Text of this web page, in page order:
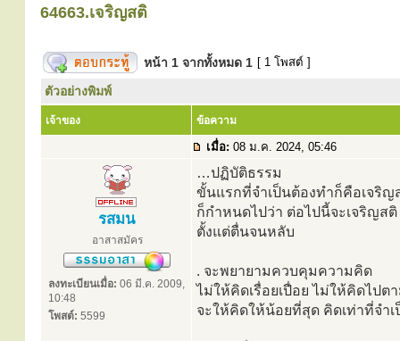
64663.เจริญสติ
หน้า 1 จากทั้งหมด 1 [ 1 โพสต์ ]
ตัวอย่างพิมพ์
เจ้าของ ข้อความ
เมื่อ: 08 ม.ค. 2024, 05:46
รสมน
อาสาสมัคร
ลงทะเบียนเมื่อ: 06 มี.ค. 2009,
10:48
โพสต์: 5599
…ปฏิบัติธรรม
ขั้นแรกที่จำเป็นต้องทำก็คือเจริญ
ก็กำหนดไปว่า ต่อไปนี้จะเจริญสติ
ตั้งแต่ตื่นจนหลับ
. จะพยายามควบคุมความคิด
ไม่ให้คิดเรื่อยเปื่อย ไม่ให้คิดไป
จะให้คิดให้น้อยที่สุด คิดเท่าที่จำเ